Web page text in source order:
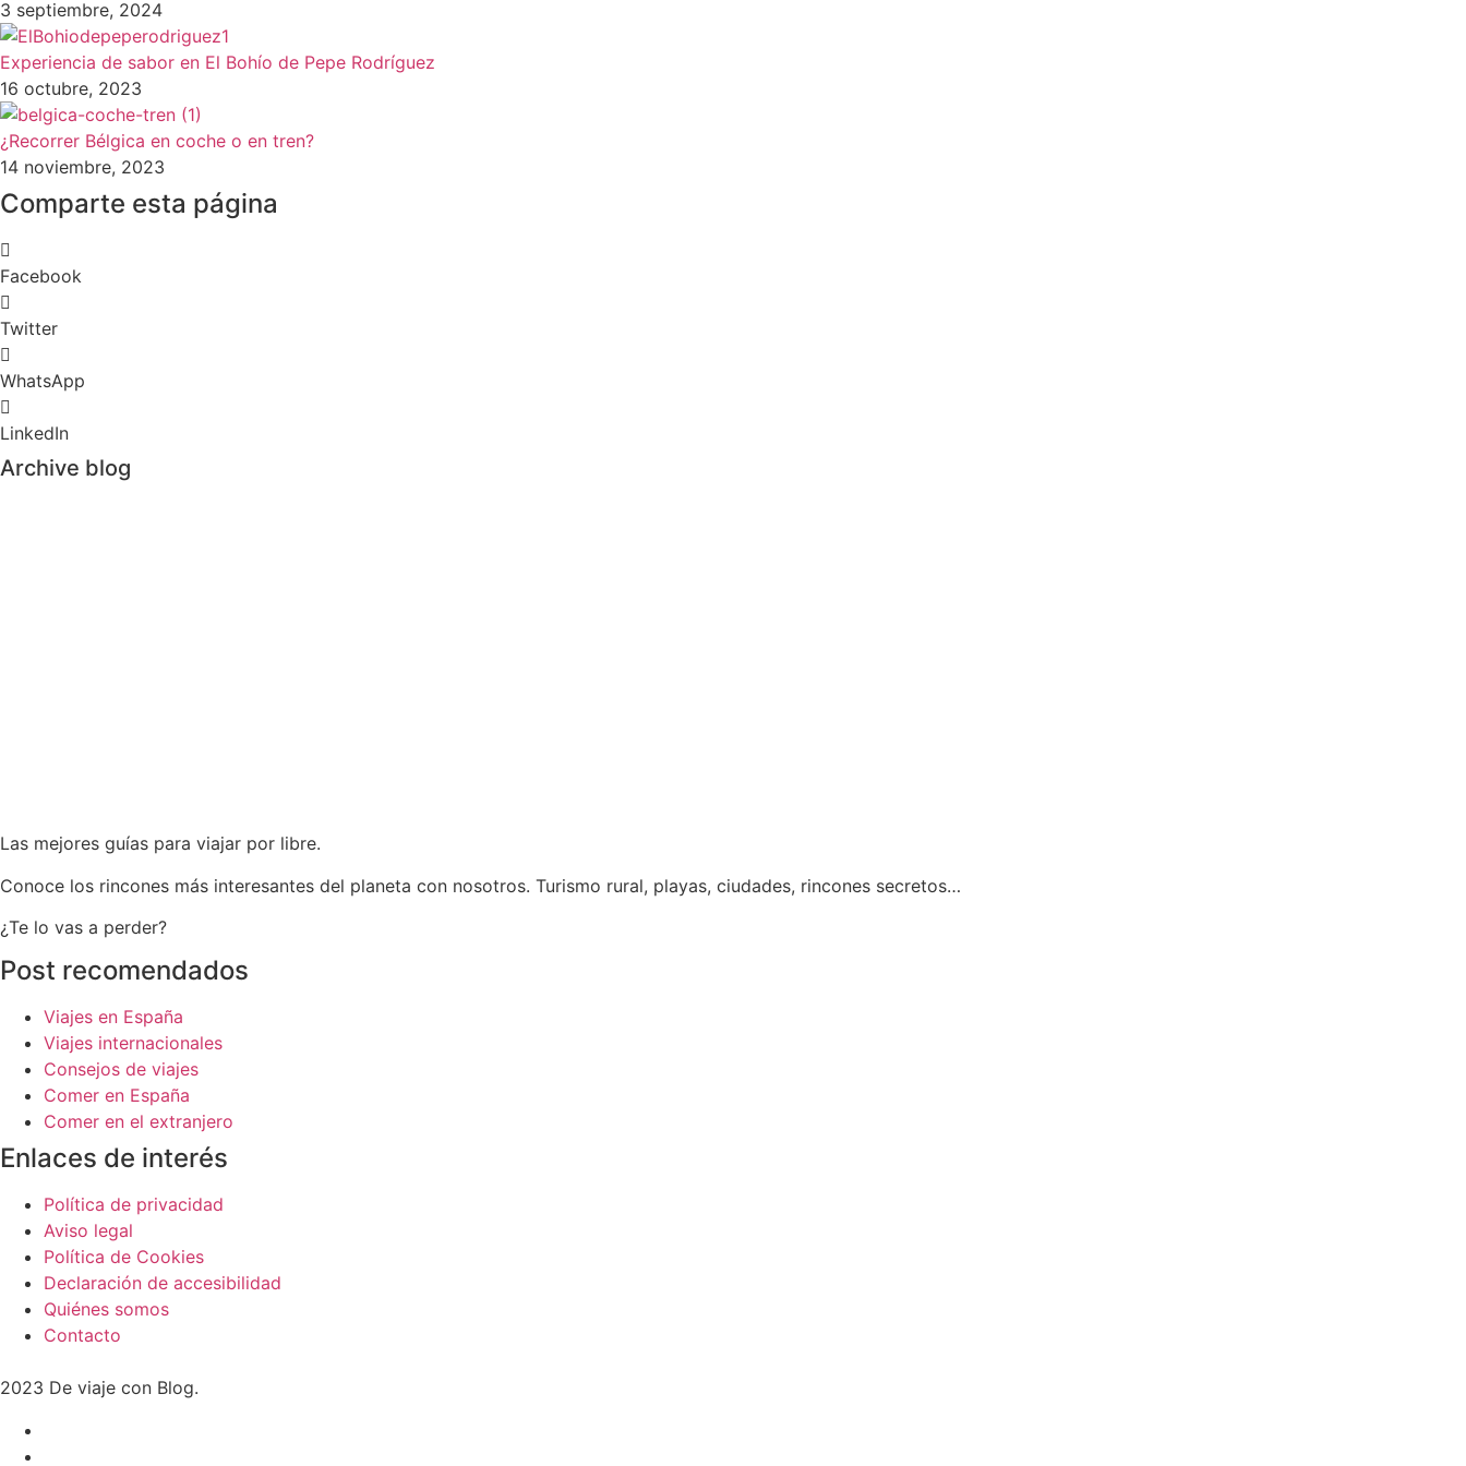
3 septiembre, 2024
Experiencia de sabor en El Bohío de Pepe Rodríguez
16 octubre, 2023
¿Recorrer Bélgica en coche o en tren?
14 noviembre, 2023
Comparte esta página
Facebook
Twitter
WhatsApp
LinkedIn
Archive blog
Las mejores guías para viajar por libre.
Conoce los rincones más interesantes del planeta con nosotros. Turismo rural, playas, ciudades, rincones secretos…
¿Te lo vas a perder?
Post recomendados
Viajes en España
Viajes internacionales
Consejos de viajes
Comer en España
Comer en el extranjero
Enlaces de interés
Política de privacidad
Aviso legal
Política de Cookies
Declaración de accesibilidad
Quiénes somos
Contacto
2023 De viaje con Blog.